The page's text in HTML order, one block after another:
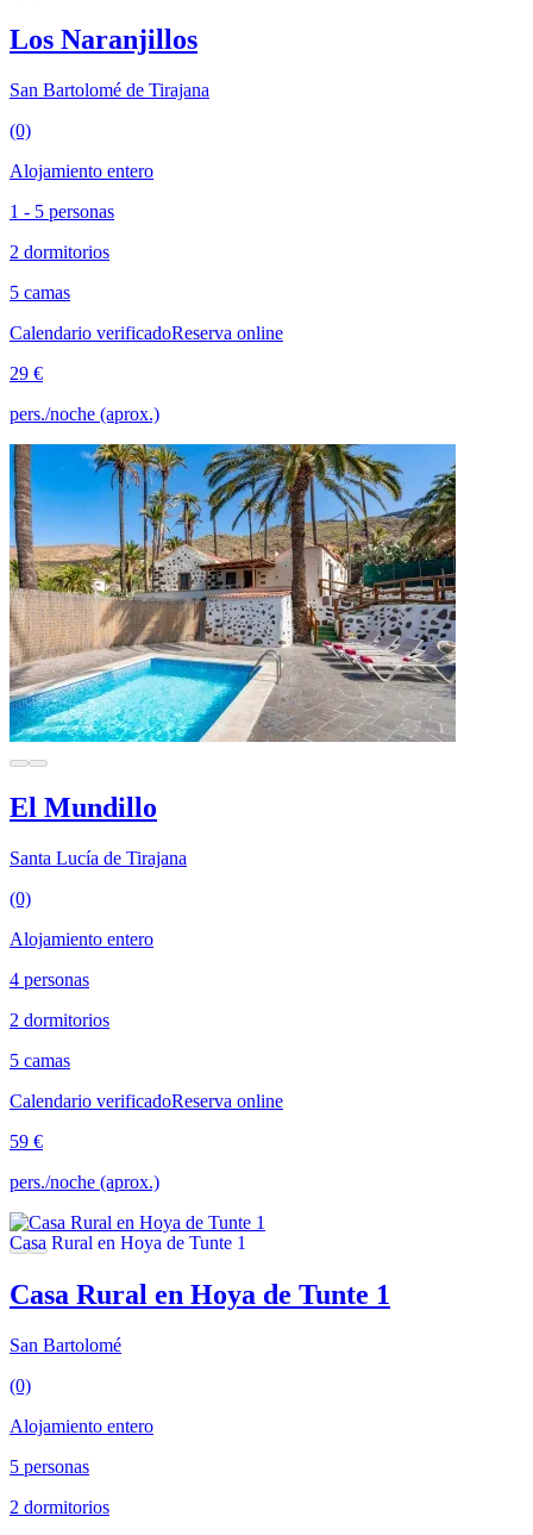
Los Naranjillos
San Bartolomé de Tirajana
(0)
Alojamiento entero
1 - 5 personas
2 dormitorios
5 camas
Calendario verificadoReserva online
29 €
pers./noche (aprox.)
El Mundillo
Santa Lucía de Tirajana
(0)
Alojamiento entero
4 personas
2 dormitorios
5 camas
Calendario verificadoReserva online
59 €
pers./noche (aprox.)
Casa Rural en Hoya de Tunte 1
San Bartolomé
(0)
Alojamiento entero
5 personas
2 dormitorios